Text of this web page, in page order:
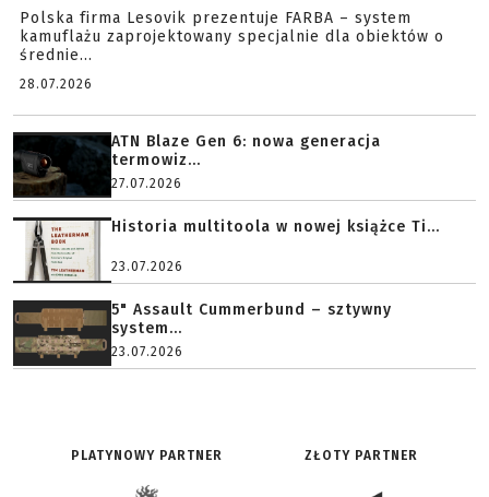
Polska firma Lesovik prezentuje FARBA – system
kamuflażu zaprojektowany specjalnie dla obiektów o
średnie...
28.07.2026
ATN Blaze Gen 6: nowa generacja
termowiz...
27.07.2026
Historia multitoola w nowej książce Ti...
23.07.2026
5" Assault Cummerbund – sztywny
system...
23.07.2026
PLATYNOWY PARTNER ZŁOTY PARTNER